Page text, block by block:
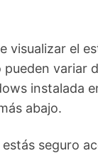
visualizar el
variar
instalada
abajo.
seguro